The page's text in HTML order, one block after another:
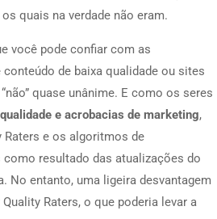
quais na verdade não eram.
você pode confiar com as
de baixa qualidade ou sites
quase unânime. E como os seres
e acrobacias de marketing,
Raters e os algoritmos de
resultado das atualizações do
No entanto, uma ligeira desvantagem
Raters, o que poderia levar a